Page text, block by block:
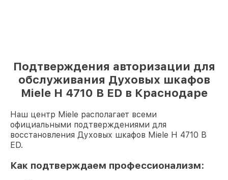
Подтверждения авторизации для
обслуживания Духовых шкафов
Miele H 4710 B ED в Краснодаре
Наш центр Miele располагает всеми
официальными подтверждениями для
восстановления Духовых шкафов Miele H 4710 B
ED.
Как подтверждаем профессионализм: